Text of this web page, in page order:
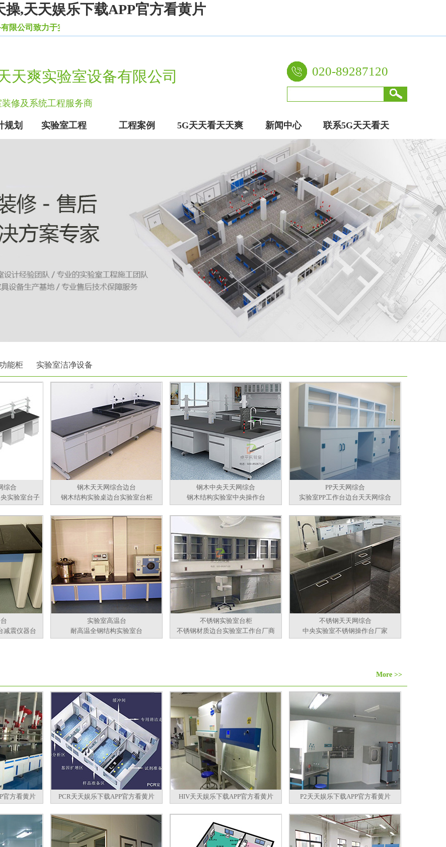
,天天娱乐下载APP官方看黄片
建设服务行业10余年，是环保实验室装修建设的倡导者，自主生产实验室天天网综合柜、超碰天天操等一系列实验室设备家
天爽实验室设备有限公司
装修及系统工程服务商
020-89287120
规划 实验室工程 工程案例 5G天天看天天爽 新闻中心 联系5G天天看天
能柜 实验室洁净设备
综合
实验室台子
钢木天天网综合边台
钢木结构实验桌边台实验室台柜
钢木中央天天网综合
钢木结构实验室中央操作台
PP天天网综合
实验室PP工作台边台天天网综合
减震仪器台
实验室高温台
耐高温全钢结构实验室台
不锈钢实验室台柜
不锈钢材质边台实验室工作台厂商
不锈钢天天网综合
中央实验室不锈钢操作台厂家
More >>
官方看黄片 PCR天天娱乐下载APP官方看黄片 HIV天天娱乐下载APP官方看黄片 P2天天娱乐下载APP官方看黄片